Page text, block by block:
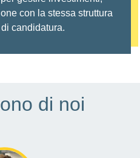
con la stessa struttura
candidatura.
di noi